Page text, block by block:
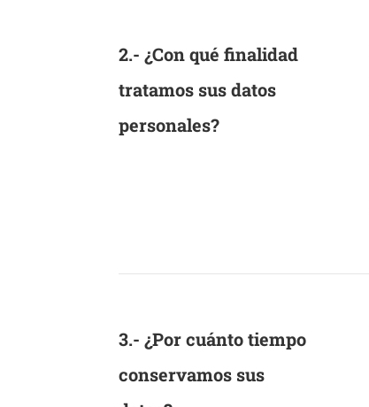
2.- ¿Con qué finalidad
tratamos sus datos
personales?
3.- ¿Por cuánto tiempo
conservamos sus